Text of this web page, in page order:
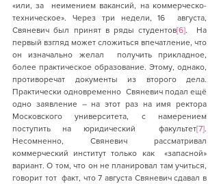
«или, за  неимением вакансий, на коммерческо-
техническое». Через три недели, 16  августа,
Свяневич был принят в ряды студентов[6].  На
первый взгляд может сложиться впечатление, что
он изначально желал  получить прикладное,
более практическое образование. Этому, однако,
противоречат документы из второго дела.
Практически одновременно  Свяневич подал ещё
одно заявление – на этот раз на имя ректора
Московского университета, с намерением
поступить на юридический  факультет[7].
Несомненно, Свяневич рассматривал
коммерческий институт только как  «запасной»
вариант. О том, что он не планировал там учиться,
говорит тот  факт, что 7 августа Свяневич сдавал в